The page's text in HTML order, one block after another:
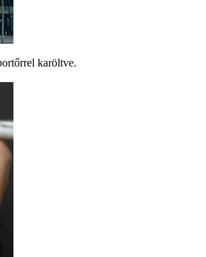
karöltve.